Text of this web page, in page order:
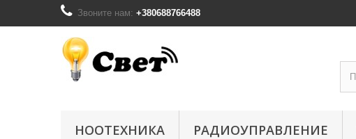
Звоните нам: +380688766488
НООТЕХНИКА РАДИОУПРАВЛЕНИЕ